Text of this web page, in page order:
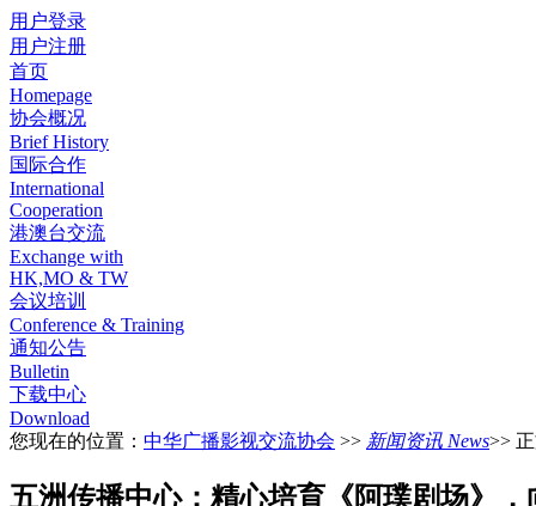
用户登录
用户注册
首页
Homepage
协会概况
Brief History
国际合作
International
Cooperation
港澳台交流
Exchange with
HK,MO & TW
会议培训
Conference & Training
通知公告
Bulletin
下载中心
Download
您现在的位置： 中华广播影视交流协会 >> 新闻资讯 News>>
五洲传播中心：精心培育《阿璞剧场》